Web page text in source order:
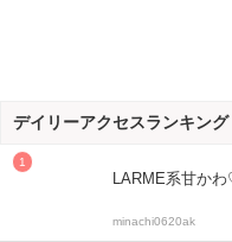
デイリーアクセスランキング
LARME系甘か
minachi0620ak